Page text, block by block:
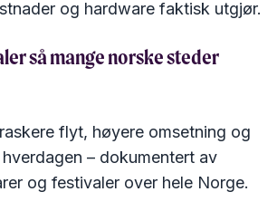
og hardware faktisk utgjør.
så mange norske steder
flyt, høyere omsetning og
– dokumentert av
og festivaler over hele Norge.